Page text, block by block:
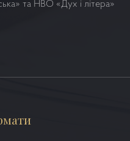
та НВО «Дух і літера»